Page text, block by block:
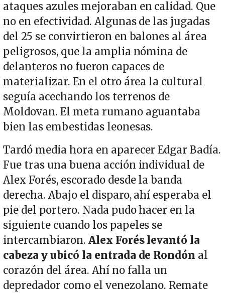
ataques azules mejoraban en calidad. Que
no en efectividad. Algunas de las jugadas
del 25 se convirtieron en balones al área
peligrosos, que la amplia nómina de
delanteros no fueron capaces de
materializar. En el otro área la cultural
seguía acechando los terrenos de
Moldovan. El meta rumano aguantaba
bien las embestidas leonesas.
Tardó media hora en aparecer Edgar Badía.
Fue tras una buena acción individual de
Alex Forés, escorado desde la banda
derecha. Abajo el disparo, ahí esperaba el
pie del portero. Nada pudo hacer en la
siguiente cuando los papeles se
intercambiaron. Alex Forés levantó la
cabeza y ubicó la entrada de Rondón al
corazón del área. Ahí no falla un
depredador como el venezolano. Remate